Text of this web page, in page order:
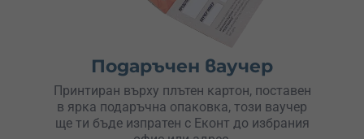
Подаръчен ваучер
Принтиран върху плътен картон, поставен
в ярка подаръчна опаковка, този ваучер
ще ти бъде изпратен с Еконт до избрания